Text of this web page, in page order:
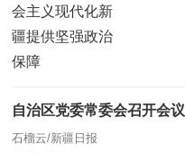
自治区党委常委会召开会议
石榴云/新疆日报